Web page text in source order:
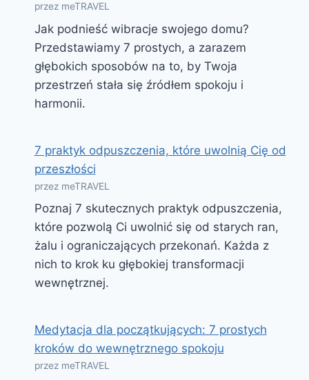
przez meTRAVEL
Jak podnieść wibracje swojego domu?
Przedstawiamy 7 prostych, a zarazem
głębokich sposobów na to, by Twoja
przestrzeń stała się źródłem spokoju i
harmonii.
7 praktyk odpuszczenia, które uwolnią Cię od
przeszłości
przez meTRAVEL
Poznaj 7 skutecznych praktyk odpuszczenia,
które pozwolą Ci uwolnić się od starych ran,
żalu i ograniczających przekonań. Każda z
nich to krok ku głębokiej transformacji
wewnętrznej.
Medytacja dla początkujących: 7 prostych
kroków do wewnętrznego spokoju
przez meTRAVEL